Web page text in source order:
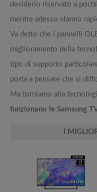
desiderio riservato a
mentre adesso stanno
Va detto che i pannelli
miglioramento della
tipo di supporto
porta a pensare che si
Ma torniamo alla
funzionano le Samsung
I